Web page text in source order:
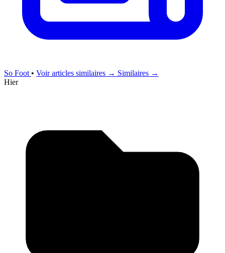
So Foot • Voir articles similaires → Similaires →
Hier